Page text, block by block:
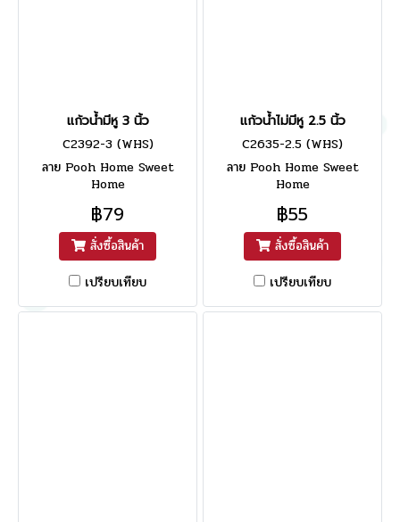
แก้วน้ำมีหู 3 นิ้ว
C2392-3 (WHS)
ลาย Pooh Home Sweet
Home
฿79
สั่งซื้อสินค้า
เปรียบเทียบ
แก้วน้ำไม่มีหู 2.5 นิ้ว
C2635-2.5 (WHS)
ลาย Pooh Home Sweet
Home
฿55
สั่งซื้อสินค้า
เปรียบเทียบ